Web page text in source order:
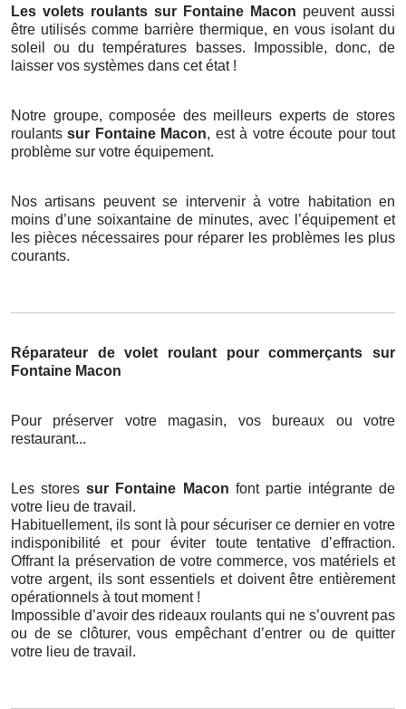
Les volets roulants sur Fontaine Macon peuvent aussi
être utilisés comme barrière thermique, en vous isolant du
soleil ou du températures basses. Impossible, donc, de
laisser vos systèmes dans cet état !
Notre groupe, composée des meilleurs experts de stores
roulantssur Fontaine Macon, est à votre écoute pour tout
problème sur votre équipement.
Nos artisans peuvent se intervenir à votre habitation en
moins d’une soixantaine de minutes, avec l’équipement et
les pièces nécessaires pour réparer les problèmes les plus
courants.
Réparateur de volet roulant pour commerçants sur
Fontaine Macon
Pour préserver votre magasin, vos bureaux ou votre
restaurant...
Les storessur Fontaine Macon font partie intégrante de
votre lieu de travail.
Habituellement, ils sont là pour sécuriser ce dernier en votre
indisponibilité et pour éviter toute tentative d’effraction.
Offrant la préservation de votre commerce, vos matériels et
votre argent, ils sont essentiels et doivent être entièrement
opérationnels à tout moment !
Impossible d’avoir des rideaux roulants qui ne s’ouvrent pas
ou de se clôturer, vous empêchant d’entrer ou de quitter
votre lieu de travail.